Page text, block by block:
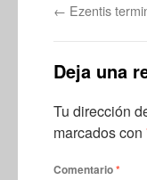
← Ezentis
Deja una
Tu dirección
marcados con
Comentario*